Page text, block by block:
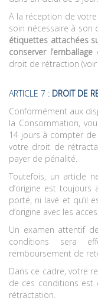
A la réception de
soin nécessaire à son
étiquettes attachées
conserver l’emballage
droit de rétraction
ARTICLE 7 : DROIT DE
Conformément aux
la Consommation,
14 jours à compter
votre droit de
payer de pénalité.
Toutefois, un article
d’origine est toujours
porté, ni lavé et qu’il
d’origine avec les
Un examen attentif
conditions sera
remboursement de
Dans ce cadre, votre
de ces conditions est
rétractation.